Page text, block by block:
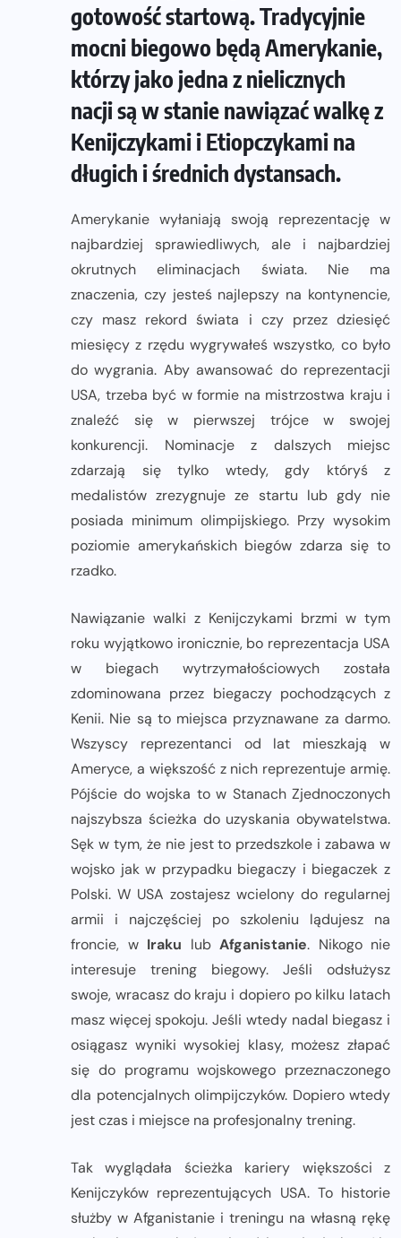
gotowość startową. Tradycyjnie
mocni biegowo będą Amerykanie,
którzy jako jedna z nielicznych
nacji są w stanie nawiązać walkę z
Kenijczykami i Etiopczykami na
długich i średnich dystansach.
Amerykanie wyłaniają swoją reprezentację w
najbardziej sprawiedliwych, ale i najbardziej
okrutnych eliminacjach świata. Nie ma
znaczenia, czy jesteś najlepszy na kontynencie,
czy masz rekord świata i czy przez dziesięć
miesięcy z rzędu wygrywałeś wszystko, co było
do wygrania. Aby awansować do reprezentacji
USA, trzeba być w formie na mistrzostwa kraju i
znaleźć się w pierwszej trójce w swojej
konkurencji. Nominacje z dalszych miejsc
zdarzają się tylko wtedy, gdy któryś z
medalistów zrezygnuje ze startu lub gdy nie
posiada minimum olimpijskiego. Przy wysokim
poziomie amerykańskich biegów zdarza się to
rzadko.
Nawiązanie walki z Kenijczykami brzmi w tym
roku wyjątkowo ironicznie, bo reprezentacja USA
w biegach wytrzymałościowych została
zdominowana przez biegaczy pochodzących z
Kenii. Nie są to miejsca przyznawane za darmo.
Wszyscy reprezentanci od lat mieszkają w
Ameryce, a większość z nich reprezentuje armię.
Pójście do wojska to w Stanach Zjednoczonych
najszybsza ścieżka do uzyskania obywatelstwa.
Sęk w tym, że nie jest to przedszkole i zabawa w
wojsko jak w przypadku biegaczy i biegaczek z
Polski. W USA zostajesz wcielony do regularnej
armii i najczęściej po szkoleniu lądujesz na
froncie, wIraku lubAfganistanie. Nikogo nie
interesuje trening biegowy. Jeśli odsłużysz
swoje, wracasz do kraju i dopiero po kilku latach
masz więcej spokoju. Jeśli wtedy nadal biegasz i
osiągasz wyniki wysokiej klasy, możesz złapać
się do programu wojskowego przeznaczonego
dla potencjalnych olimpijczyków. Dopiero wtedy
jest czas i miejsce na profesjonalny trening.
Tak wyglądała ścieżka kariery większości z
Kenijczyków reprezentujących USA. To historie
służby w Afganistanie i treningu na własną rękę